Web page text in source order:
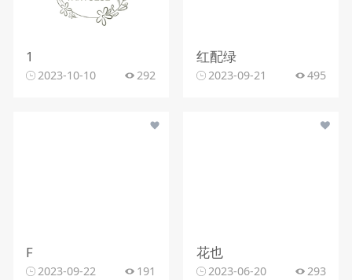
1
2023-10-10 292
红配绿
2023-09-21 495
F
2023-09-22 191
花也
2023-06-20 293